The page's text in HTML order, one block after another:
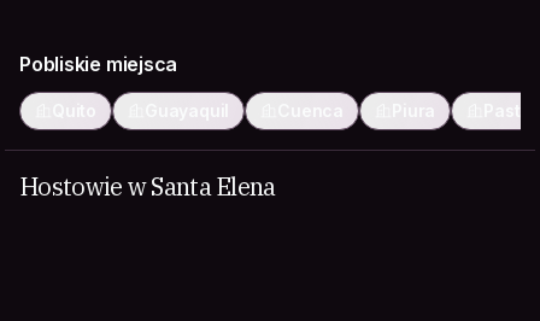
Pobliskie miejsca
Quito Guayaquil Cuenca Piura
Hostowie w Santa Elena